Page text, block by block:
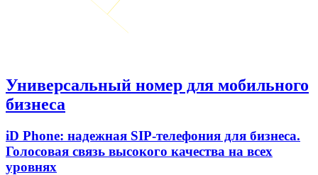
Универсальный номер для мобильного
бизнеса
iD Phone: надежная SIP-телефония для бизнеса.
Голосовая связь высокого качества на всех
уровнях